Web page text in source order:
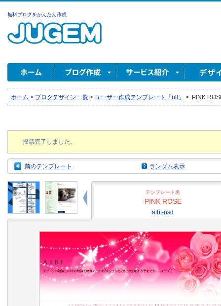
無料ブログをかんたん作成
ホーム > ブログデザイン一覧 > ユーザー作成テンプレート「utf」 > PINK
投票完了しました。
前のテンプレート ランダム表示
テンプレート名
PINK ROSE
aibi-nsd